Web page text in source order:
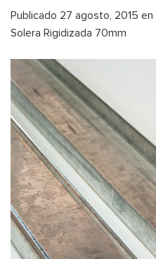
Publicado 27 agosto, 2015 en
Solera Rigidizada 70mm